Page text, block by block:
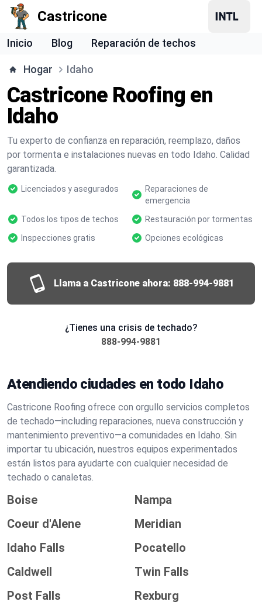
Castricone
Inicio Blog Reparación de techos
Hogar Idaho
Castricone Roofing en
Idaho
Tu experto de confianza en reparación, reemplazo, daños
por tormenta e instalaciones nuevas en todo Idaho. Calidad
garantizada.
Licenciados y asegurados
Reparaciones de
emergencia
Todos los tipos de techos
Restauración por tormentas
Inspecciones gratis
Opciones ecológicas
Llama a Castricone ahora: 888-994-9881
¿Tienes una crisis de techado?
888-994-9881
Atendiendo ciudades en todo Idaho
Castricone Roofing ofrece con orgullo servicios completos
de techado—including reparaciones, nueva construcción y
mantenimiento preventivo—a comunidades en Idaho. Sin
importar tu ubicación, nuestros equipos experimentados
están listos para ayudarte con cualquier necesidad de
techado o canaletas.
Boise
Nampa
Coeur d'Alene
Meridian
Idaho Falls
Pocatello
Caldwell
Twin Falls
Post Falls
Rexburg